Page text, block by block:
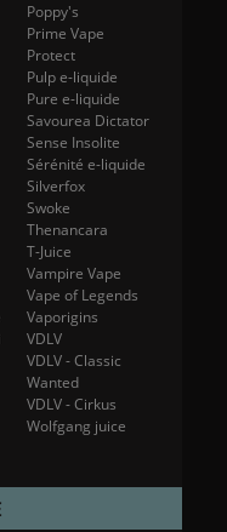
Poppy's
Prime Vape
Protect
Pulp e-liquide
Pure e-liquide
Savourea Dictator
Sense Insolite
Sérénité e-liquide
Silverfox
Swoke
Thenancara
T-Juice
Vampire Vape
Vape of Legends
Vaporigins
VDLV
VDLV - Classic
Wanted
VDLV - Cirkus
Wolfgang juice